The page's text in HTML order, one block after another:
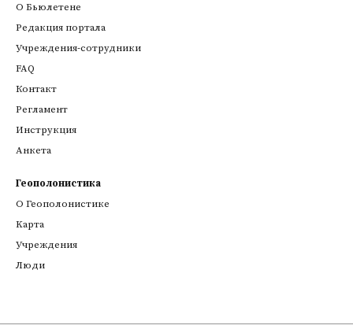
О Бьюлетене
Редакция портала
Учреждения-сотрудники
FAQ
Контакт
Регламент
Инструкция
Анкета
Геополонистика
О Геополонистике
Kарта
Учреждения
Люди